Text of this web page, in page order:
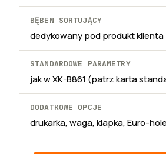
BĘBEN SORTUJĄCY
dedykowany pod produkt klienta
STANDARDOWE PARAMETRY
jak w XK-B861 (patrz karta
DODATKOWE OPCJE
drukarka, waga, klapka, Euro-hole